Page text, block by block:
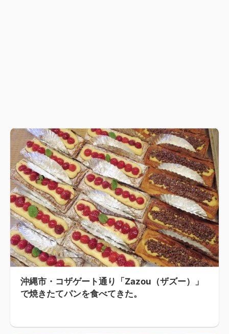
沖縄市・コザゲート通り「Zazou（ザズー）」
で焼きたてパンを食べてきた。